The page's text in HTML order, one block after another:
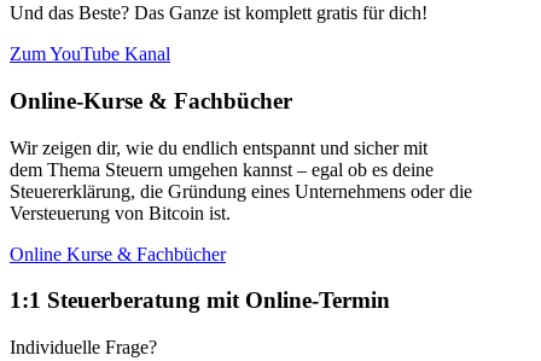
Und das Beste? Das Ganze ist komplett gratis für dich!
Zum YouTube Kanal
Online-Kurse & Fachbücher
Wir zeigen dir, wie du endlich entspannt und sicher mit
dem Thema Steuern umgehen kannst – egal ob es deine
Steuererklärung, die Gründung eines Unternehmens oder die
Versteuerung von Bitcoin ist.
Online Kurse & Fachbücher
1:1 Steuerberatung mit Online-Termin
Individuelle Frage?